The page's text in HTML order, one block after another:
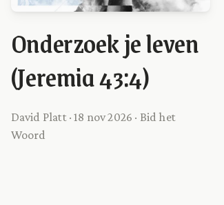
Onderzoek je leven
(Jeremia 43:4)
David Platt · 18 nov 2026 · Bid het
Woord